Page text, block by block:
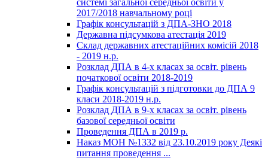
2017/2018 навчальному році
Графік консультацій з ДПА-ЗНО 2018
Державна підсумкова атестація 2019
Склад державних атестаційних комісій 2018
- 2019 н.р.
Розклад ДПА в 4-х класах за освіт. рівень
початкової освіти 2018-2019
Графік консультацій з підготовки до ДПА 9
класи 2018-2019 н.р.
Розклад ДПА в 9-х класах за освіт. рівень
базової середньої освіти
Проведення ДПА в 2019 р.
Наказ МОН №1332 від 23.10.2019 року Деякі
питання проведення ...